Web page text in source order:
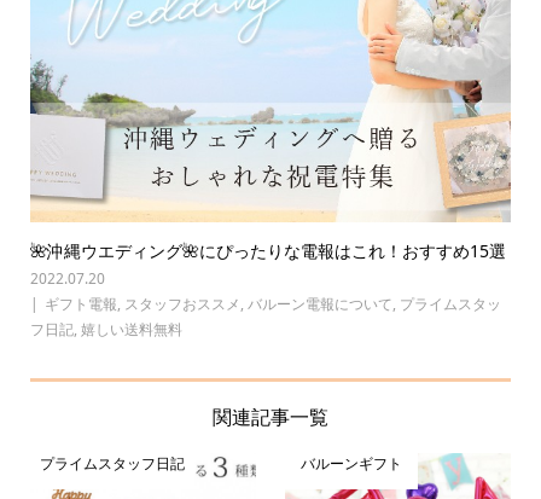
🌺沖縄ウエディング🌺にぴったりな電報はこれ！おすすめ15選
2022.07.20
ギフト電報, スタッフおススメ, バルーン電報について, プライムスタッ
フ日記, 嬉しい送料無料
関連記事一覧
プライムスタッフ日記 バルーンギフト